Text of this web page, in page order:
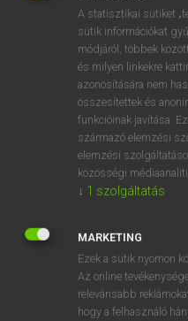
A statisztikai sütiket
sütik információkat
módjáról, többek
és milyen linkekre
azonosítására nem
összesítettek és
funkcióinak javítása.
származó elemzési
elemzési
közösségi
↓ 1 szolgáltatás
MARKETING
Ezek a sütik nyomon
Az online
relevánsabb
hogy a felhasználó